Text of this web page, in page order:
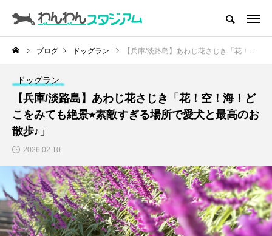
CATEGORY
ドッグラン
ドッグカフェ
愛犬とおでかけ (公園･施設etc)
愛犬と旅行
トリミングサロン
動物病院
コラム
ブログ ドッグラン 【兵庫/淡路島】あわじ花さじき「花！空！海！どこをみても絶景⭐︎素敵すぎる場所で愛犬と最高のお散歩♪」
ドッグラン
【兵庫/淡路島】あわじ花さじき「花！空！海！ど
こをみても絶景⭐︎素敵すぎる場所で愛犬と最高のお
散歩♪」
2026.02.10